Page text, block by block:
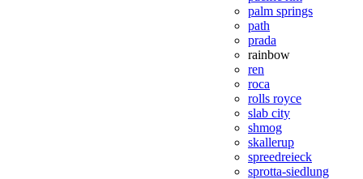
palm springs
path
prada
rainbow
ren
roca
rolls royce
slab city
shmog
skallerup
spreedreieck
sprotta-siedlung